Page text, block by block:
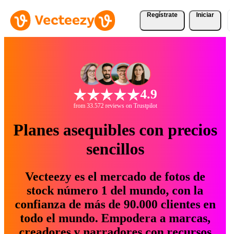
Regístrate Iniciar
4.9
from 33.572 reviews on Trustpilot
Planes asequibles con precios
sencillos
Vecteezy es el mercado de fotos de
stock número 1 del mundo, con la
confianza de más de 90.000 clientes en
todo el mundo. Empodera a marcas,